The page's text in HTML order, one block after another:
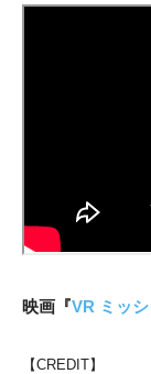
映画『VR ミッ
【CREDIT】